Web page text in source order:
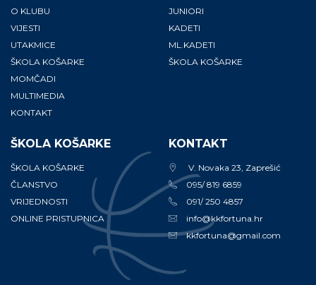
O KLUBU
VIJESTI
UTAKMICE
ŠKOLA KOŠARKE
MOMČADI
MULTIMEDIA
KONTAKT
JUNIORI
KADETI
ML.KADETI
ŠKOLA KOŠARKE
ŠKOLA KOŠARKE
ŠKOLA KOŠARKE
ČLANSTVO
VRIJEDNOSTI
ONLINE PRISTUPNICA
KONTAKT
V. Novaka 23, Zaprešić
095/ 819 6859
091/ 250 4857
info@kkfortuna.hr
kkfortuna@gmail.com